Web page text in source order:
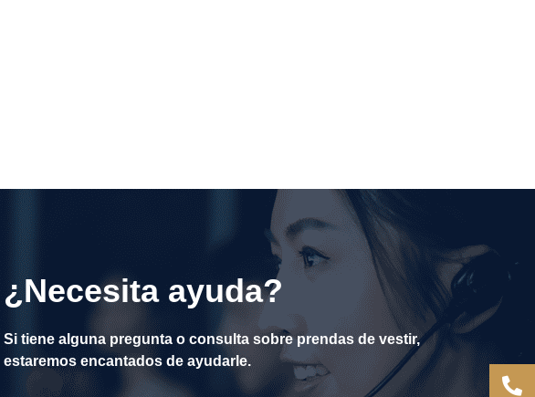
¿Necesita ayuda?
Si tiene alguna pregunta o consulta sobre prendas de vestir,
estaremos encantados de ayudarle.
+86